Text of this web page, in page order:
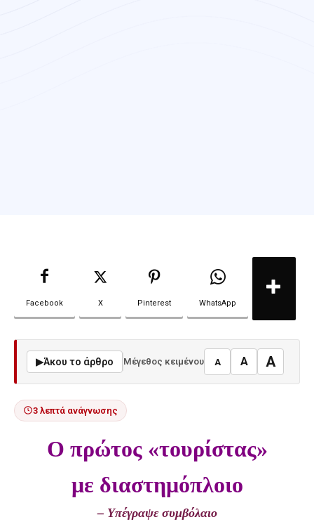
Facebook X Pinterest WhatsApp
▶Άκου το άρθρο Μέγεθος κειμένου A A A
3 λεπτά ανάγνωσης
Ο πρώτος «τουρίστας»
με διαστημόπλοιο
– Υπέγραψε συμβόλαιο